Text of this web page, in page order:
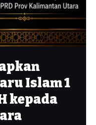
Islam 1
kepada